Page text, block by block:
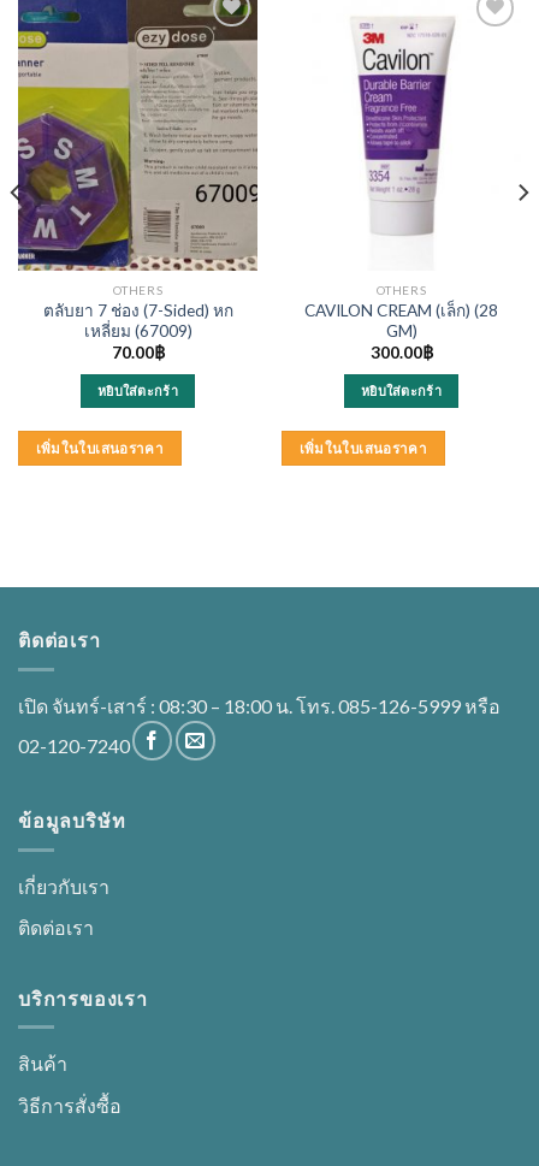
OTHERS
ตลับยา 7 ช่อง (7-Sided) หก
เหลี่ยม (67009)
70.00฿
หยิบใส่ตะกร้า
เพิ่มในใบเสนอราคา
OTHERS
CAVILON CREAM (เล็ก) (28
GM)
300.00฿
หยิบใส่ตะกร้า
เพิ่มในใบเสนอราคา
ติดต่อเรา
เปิด จันทร์-เสาร์ : 08:30 – 18:00 น. โทร. 085-126-5999 หรือ
02-120-7240
ข้อมูลบริษัท
เกี่ยวกับเรา
ติดต่อเรา
บริการของเรา
สินค้า
วิธีการสั่งซื้อ